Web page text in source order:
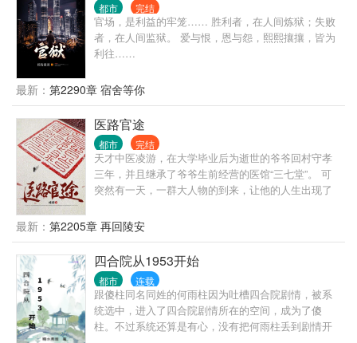
都市 完结
官场，是利益的牢笼…… 胜利者，在人间炼狱；失败
者，在人间监狱。 爱与恨，恩与怨，熙熙攘攘，皆为
利往……
最新： 第2290章 宿舍等你
医路官途
都市 完结
天才中医凌游，在大学毕业后为逝世的爷爷回村守孝
三年，并且继承了爷爷生前经营的医馆“三七堂”。 可
突然有一天，一群大人物的到来，让他的人生出现了
之后，他明白了下医医人，上医医国的道理，为了救
治更多的人，从而毅然决然的走向了官场，游走在
政、军、商等各种圈子。 从赤脚郎中，到执政一方，
从懵懂青涩，到老成练达，看凌游如何达成他心中“安
得广厦千万间，大庇天下寒士俱欢颜的崇高理想”。
注：本文只是小说，文中提到的药方偏方以及医疗手
法不可尝试。
最新： 第2205章 再回陵安
四合院从1953开始
都市 连载
跟傻柱同名同姓的何雨柱因为吐槽四合院剧情，被系
统选中，进入了四合院剧情所在的空间，成为了傻
柱。不过系统还算是有心，没有把何雨柱丢到剧情开